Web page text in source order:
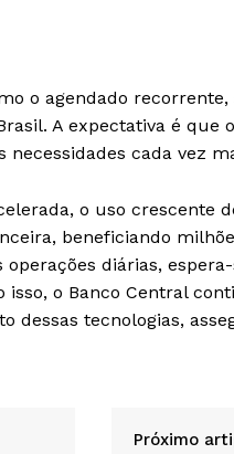
o agendado
A expectativa é que
cada vez
o uso crescente
beneficiando
diárias,
o Banco Central
dessas tecnologias,
Próximo